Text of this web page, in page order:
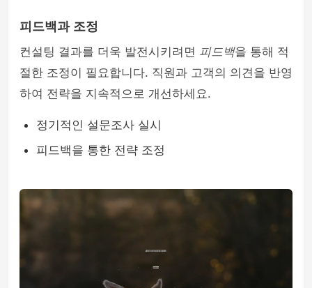
피드백과 조정
컨설팅 결과를 더욱 발전시키려면 피드백을 통해 적
절한 조정이 필요합니다. 직원과 고객의 의견을 반영
하여 전략을 지속적으로 개선하세요.
정기적인 설문조사 실시
피드백을 통한 전략 조정